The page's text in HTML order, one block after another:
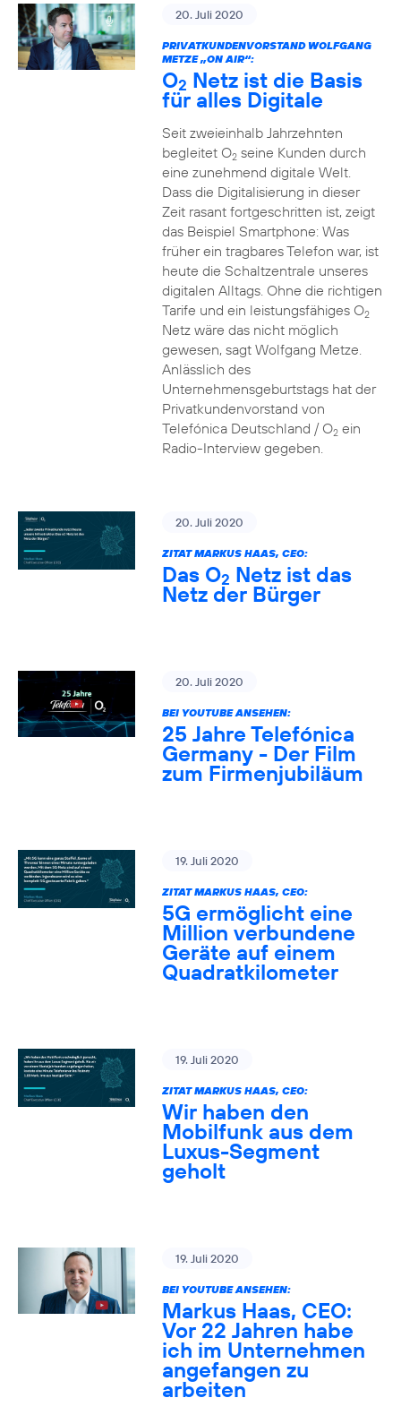
20. Juli 2020
PRIVATKUNDENVORSTAND WOLFGANG
METZE „ON AIR“:
O2 Netz ist die Basis
für alles Digitale
Seit zweieinhalb Jahrzehnten
begleitet O2seine Kunden durch
eine zunehmend digitale Welt.
Dass die Digitalisierung in dieser
Zeit rasant fortgeschritten ist, zeigt
das Beispiel Smartphone: Was
früher ein tragbares Telefon war, ist
heute die Schaltzentrale unseres
digitalen Alltags. Ohne die richtigen
Tarife und ein leistungsfähiges O2
Netz wäre das nicht möglich
gewesen, sagt Wolfgang Metze.
Anlässlich des
Unternehmensgeburtstags hat der
Privatkundenvorstand von
Telefónica Deutschland / O2ein
Radio-Interview gegeben.
20. Juli 2020
ZITAT MARKUS HAAS, CEO:
Das O2 Netz ist das
Netz der Bürger
20. Juli 2020
BEI YOUTUBE ANSEHEN:
25 Jahre Telefónica
Germany - Der Film
zum Firmenjubiläum
19. Juli 2020
ZITAT MARKUS HAAS, CEO:
5G ermöglicht eine
Million verbundene
Geräte auf einem
Quadratkilometer
19. Juli 2020
ZITAT MARKUS HAAS, CEO:
Wir haben den
Mobilfunk aus dem
Luxus-Segment
geholt
19. Juli 2020
BEI YOUTUBE ANSEHEN:
Markus Haas, CEO:
Vor 22 Jahren habe
ich im Unternehmen
angefangen zu
arbeiten